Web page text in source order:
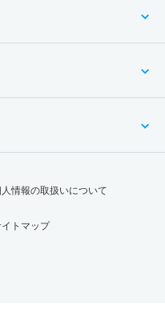
情報の取扱いについて
イトマップ